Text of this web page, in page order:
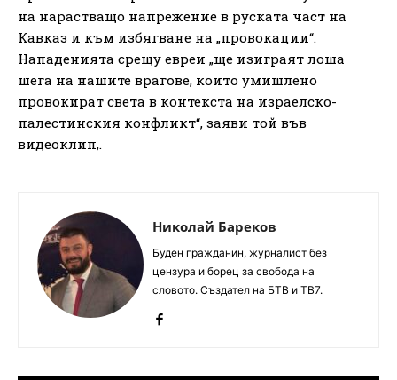
на нарастващо напрежение в руската част на
Кавказ и към избягване на „провокации“.
Нападенията срещу евреи „ще изиграят лоша
шега на нашите врагове, които умишлено
провокират света в контекста на израелско-
палестинския конфликт“, заяви той във
видеоклип,.
Николай Бареков
Буден гражданин, журналист без
цензура и борец за свобода на
словото. Създател на БТВ и ТВ7.